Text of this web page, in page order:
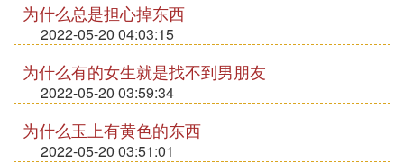
为什么总是担心掉东西
2022-05-20 04:03:15
为什么有的女生就是找不到男朋友
2022-05-20 03:59:34
为什么玉上有黄色的东西
2022-05-20 03:51:01